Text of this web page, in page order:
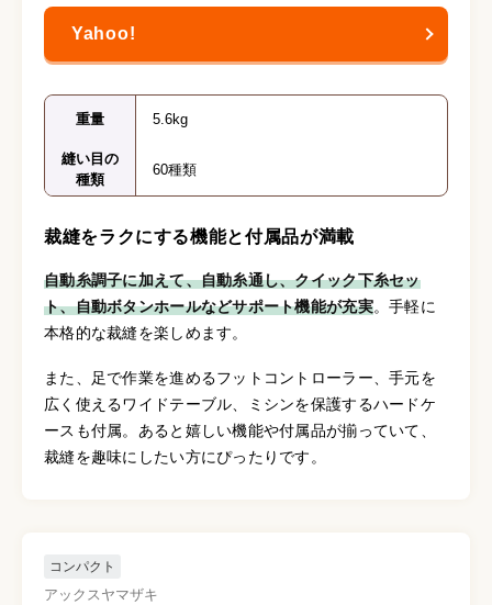
重量 5.6kg
縫い目の
種類
60種類
裁縫をラクにする機能と付属品が満載
自動糸調子に加えて、自動糸通し、クイック下糸セッ
ト、自動ボタンホールなどサポート機能が充実。手軽に
本格的な裁縫を楽しめます。
また、足で作業を進めるフットコントローラー、手元を
広く使えるワイドテーブル、ミシンを保護するハードケ
ースも付属。あると嬉しい機能や付属品が揃っていて、
裁縫を趣味にしたい方にぴったりです。
コンパクト
アックスヤマザキ